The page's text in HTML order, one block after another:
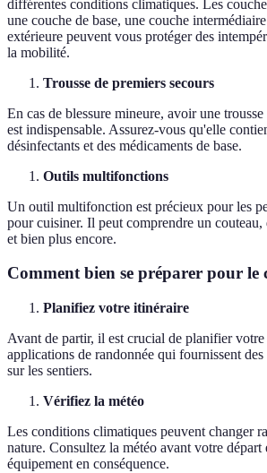
différentes conditions climatiques. Les
une couche de base, une couche
extérieure peuvent vous protéger des
la mobilité.
Trousse de premiers secours
En cas de blessure mineure, avoir une
est indispensable. Assurez-vous qu'elle
désinfectants et des médicaments de base.
Outils multifonctions
Un outil multifonction est précieux pour les
pour cuisiner. Il peut comprendre un couteau,
et bien plus encore.
Comment bien se préparer pour le
Planifiez votre itinéraire
Avant de partir, il est crucial de planifier
applications de randonnée qui fournissent des
sur les sentiers.
Vérifiez la météo
Les conditions climatiques peuvent changer
nature. Consultez la météo avant votre départ
équipement en conséquence.